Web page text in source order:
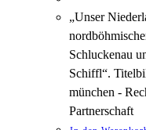
„Unser
Schluckenau
Schiffl“.
münchen -
Partnerschaft